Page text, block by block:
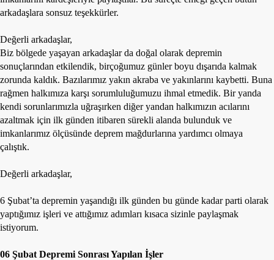
arkadaşlara sonsuz teşekkürler.
Değerli arkadaşlar,
Biz bölgede yaşayan arkadaşlar da doğal olarak depremin
sonuçlarından etkilendik, birçoğumuz günler boyu dışarıda kalmak
zorunda kaldık. Bazılarımız yakın akraba ve yakınlarını kaybetti. Buna
rağmen halkımıza karşı sorumluluğumuzu ihmal etmedik. Bir yanda
kendi sorunlarımızla uğraşırken diğer yandan halkımızın acılarını
azaltmak için ilk günden itibaren sürekli alanda bulunduk ve
imkanlarımız ölçüsünde deprem mağdurlarına yardımcı olmaya
çalıştık.
Değerli arkadaşlar,
6 Şubat’ta depremin yaşandığı ilk günden bu günde kadar parti olarak
yaptığımız işleri ve attığımız adımları kısaca sizinle paylaşmak
istiyorum.
06 Şubat Depremi Sonrası Yapılan İşler